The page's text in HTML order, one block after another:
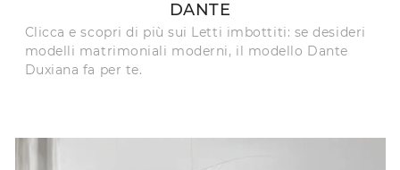
DANTE
Clicca e scopri di più sui Letti imbottiti: se desideri
modelli matrimoniali moderni, il modello Dante
Duxiana fa per te.